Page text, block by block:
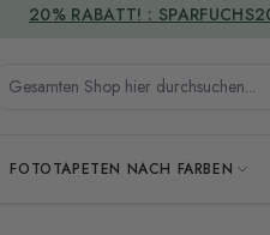
Gesamten Shop hier durchsuchen...
FOTOTAPETEN NACH FARBEN
VERSANDKOSTENFREI